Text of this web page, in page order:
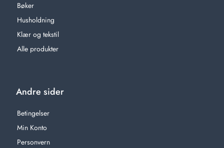
Bøker
Husholdning
Klær og tekstil
Alle produkter
Andre sider
Betingelser
Min Konto
Personvern